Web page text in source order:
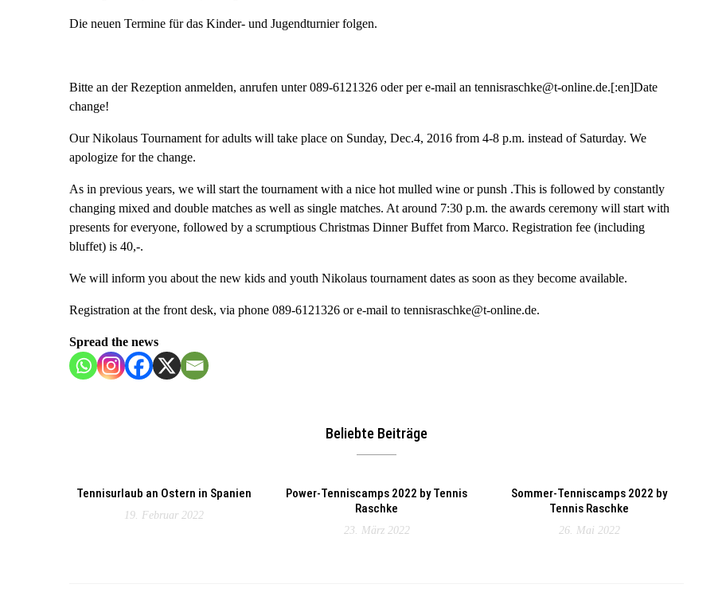
Die neuen Termine für das Kinder- und Jugendturnier folgen.
Bitte an der Rezeption anmelden, anrufen unter 089-6121326 oder per e-mail an tennisraschke@t-online.de.[:en]Date
change!
Our Nikolaus Tournament for adults will take place on Sunday, Dec.4, 2016 from 4-8 p.m. instead of Saturday. We
apologize for the change.
As in previous years, we will start the tournament with a nice hot mulled wine or punsh .This is followed by constantly
changing mixed and double matches as well as single matches. At around 7:30 p.m. the awards ceremony will start with
presents for everyone, followed by a scrumptious Christmas Dinner Buffet from Marco. Registration fee (including
bluffet) is 40,-.
We will inform you about the new kids and youth Nikolaus tournament dates as soon as they become available.
Registration at the front desk, via phone 089-6121326 or e-mail to tennisraschke@t-online.de.
Spread the news
Beliebte Beiträge
Tennisurlaub an Ostern in Spanien
19. Februar 2022
Power-Tenniscamps 2022 by Tennis
Raschke
23. März 2022
Sommer-Tenniscamps 2022 by
Tennis Raschke
26. Mai 2022